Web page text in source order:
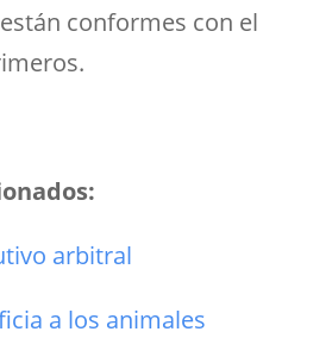
conformes con el
arbitral
a los animales